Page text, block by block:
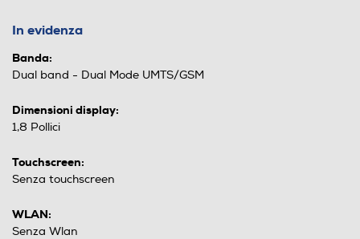
In evidenza
Banda:
Dual band - Dual Mode UMTS/GSM
Dimensioni display:
1,8 Pollici
Touchscreen:
Senza touchscreen
WLAN:
Senza Wlan